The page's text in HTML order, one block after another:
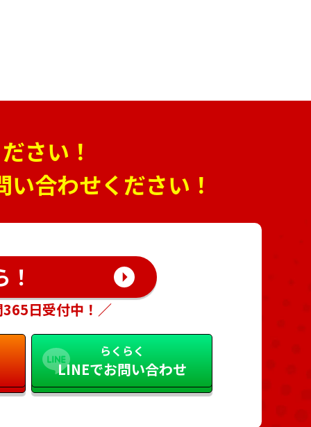
さい！
合わせください！
日受付中！／
らくらく
LINEでお問い合わせ